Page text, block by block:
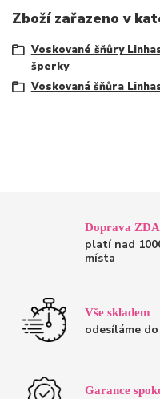
Zboží zařazeno v
Voskované šňůry
šperky
Voskovaná šňůra
Doprava
platí nad
místa
Vše skladem
odesíláme
Garance